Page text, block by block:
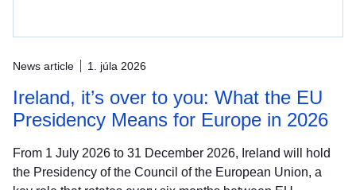
News article 1. júla 2026
Ireland, it’s over to you: What the EU
Presidency Means for Europe in 2026
From 1 July 2026 to 31 December 2026, Ireland will hold
the Presidency of the Council of the European Union, a